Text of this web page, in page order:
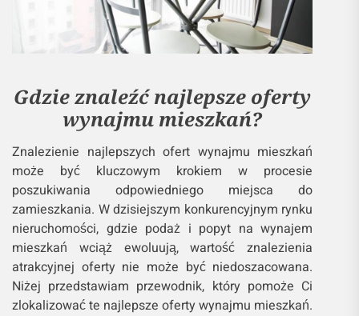
Gdzie znaleźć najlepsze oferty
wynajmu mieszkań?
Znalezienie najlepszych ofert wynajmu mieszkań
może być kluczowym krokiem w procesie
poszukiwania odpowiedniego miejsca do
zamieszkania. W dzisiejszym konkurencyjnym rynku
nieruchomości, gdzie podaż i popyt na wynajem
mieszkań wciąż ewoluują, wartość znalezienia
atrakcyjnej oferty nie może być niedoszacowana.
Niżej przedstawiam przewodnik, który pomoże Ci
zlokalizować te najlepsze oferty wynajmu mieszkań.